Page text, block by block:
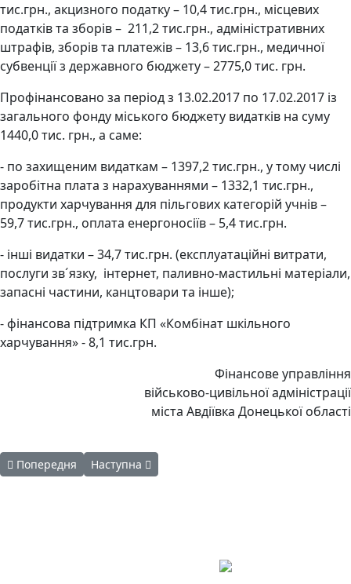
тис.грн., акцизного податку – 10,4 тис.грн., місцевих
податків та зборів – 211,2 тис.грн., адміністративних
штрафів, зборів та платежів – 13,6 тис.грн., медичної
субвенції з державного бюджету – 2775,0 тис. грн.
Профінансовано за період з 13.02.2017 по 17.02.2017 із
загального фонду міського бюджету видатків на суму
1440,0 тис. грн., а саме:
- по захищеним видаткам – 1397,2 тис.грн., у тому числі
заробітна плата з нарахуваннями – 1332,1 тис.грн.,
продукти харчування для пільгових категорій учнів –
59,7 тис.грн., оплата енергоносіїв – 5,4 тис.грн.
- інші видатки – 34,7 тис.грн. (експлуатаційні витрати,
послуги зв´язку, інтернет, паливно-мастильні матеріали,
запасні частини, канцтовари та інше);
- фінансова підтримка КП «Комбінат шкільного
харчування» - 8,1 тис.грн.
Фінансове управління
військово-цивільної адміністрації
міста Авдіївка Донецької області
Попередня стаття: КП "СЄЗ" висловлює співчуття
Попередня Наступна стаття: Виїзд дітей в Крим
Наступна